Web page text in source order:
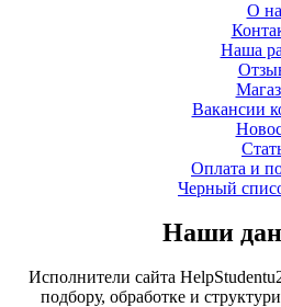
О
Наша
Вакансии
Оплата и
Черный
Наши
Исполнители сайта
подбору, обработке и